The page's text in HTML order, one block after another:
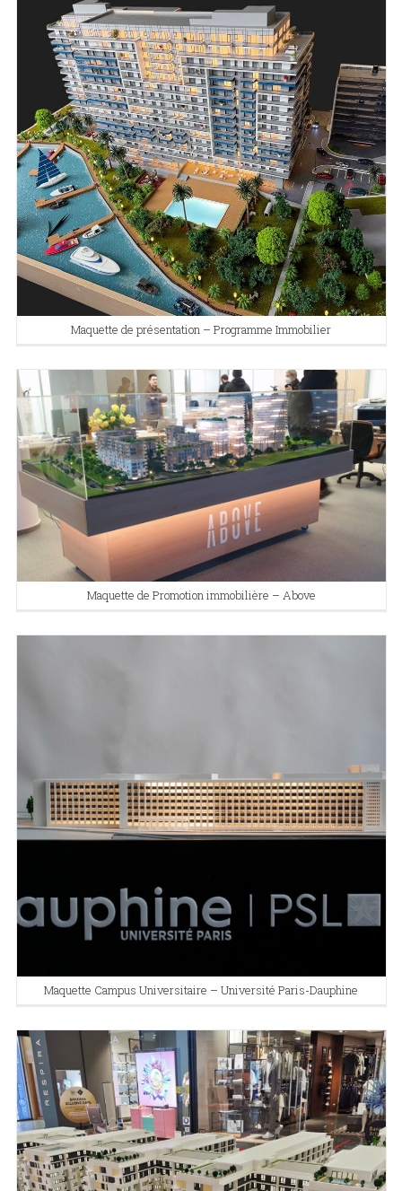
Maquette de présentation – Programme Immobilier
Maquette de Promotion immobilière – Above
Maquette Campus Universitaire – Université Paris-Dauphine